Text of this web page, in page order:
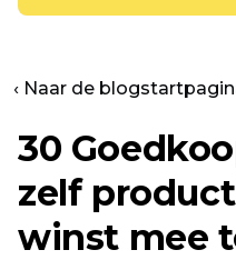
‹ Naar de
30
zelf
winst mee